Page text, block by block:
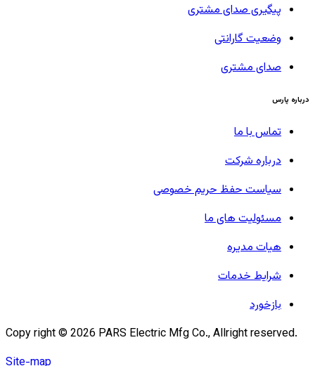
پیگیری صدای مشتری
وضعیت گارانتی
صدای مشتری
درباره پارس
تماس با ما
درباره شرکت
سیاست حفظ حریم خصوصی
مسئولیت های ما
هیات مدیره
شرایط خدمات
بازخورد
Copy right © 2026 PARS Electric Mfg Co., Allright reserved.